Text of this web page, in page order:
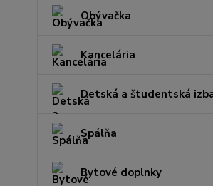
Obývačka
Kancelária
Detská a študentská
Spálňa
Bytové doplnky